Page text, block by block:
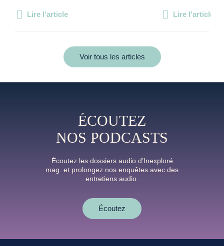
Lire l'article Lire l'article
Voir tous les articles
ÉCOUTEZ
NOS PODCASTS
Écoutez les dossiers audio d’Inexploré
mag. et prolongez nos enquêtes avec des
entretiens audio.
Écoutez